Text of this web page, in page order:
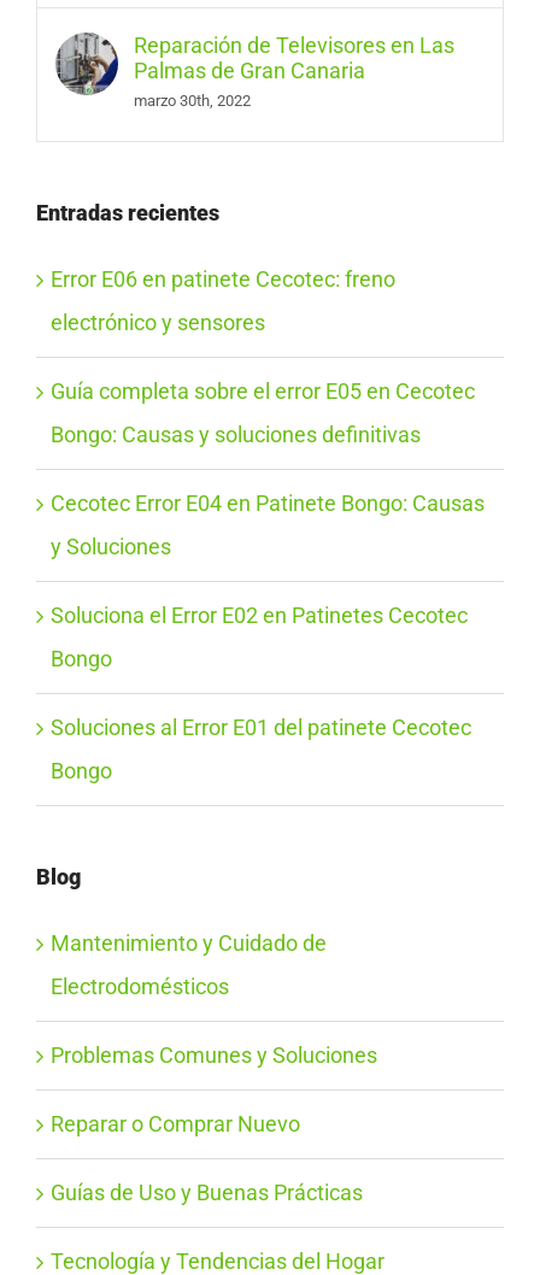
Reparación de Televisores en Las
Palmas de Gran Canaria
marzo 30th, 2022
Entradas recientes
Error E06 en patinete Cecotec: freno
electrónico y sensores
Guía completa sobre el error E05 en Cecotec
Bongo: Causas y soluciones definitivas
Cecotec Error E04 en Patinete Bongo: Causas
y Soluciones
Soluciona el Error E02 en Patinetes Cecotec
Bongo
Soluciones al Error E01 del patinete Cecotec
Bongo
Blog
Mantenimiento y Cuidado de
Electrodomésticos
Problemas Comunes y Soluciones
Reparar o Comprar Nuevo
Guías de Uso y Buenas Prácticas
Tecnología y Tendencias del Hogar